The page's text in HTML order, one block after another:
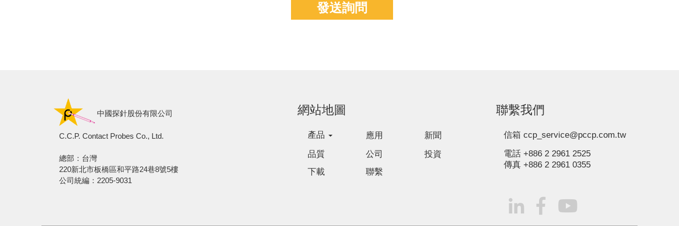
發送詢問
中國探針股份有限公司
C.C.P. Contact Probes Co., Ltd.
總部：台灣
220新北市板橋區和平路24巷8號5樓
公司統編：2205-9031
網站地圖
產品 應用
新聞
品質
公司
投資
下載
聯繫
聯繫我們
信箱 ccp_service@pccp.com.tw
電話 +886 2 2961 2525
傳真 +886 2 2961 0355